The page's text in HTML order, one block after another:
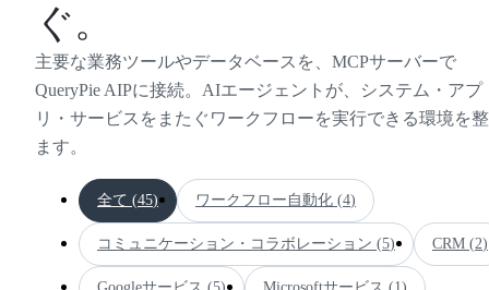
ぐ。
主要な業務ツールやデータベースを、MCPサーバーで
QueryPie AIPに接続。AIエージェントが、システム・アプ
リ・サービスをまたぐワークフローを実行できる環境を
ます。
全て (45) ワークフロー自動化 (4)
コミュニケーション・コラボレーション (5) CRM (2)